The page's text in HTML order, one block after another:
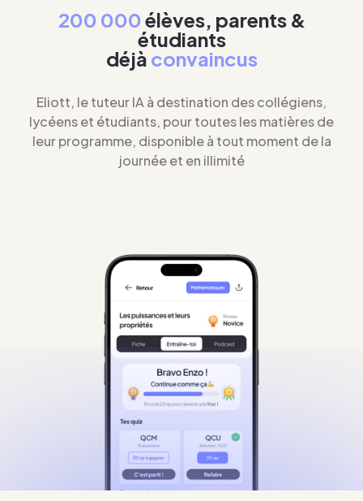
200 000élèves, parents &
étudiants
déjà convaincus
Eliott, le tuteur IA à destination des collégiens,
lycéens et étudiants, pour toutes les matières de
leur programme, disponible à tout moment de la
journée et en illimité